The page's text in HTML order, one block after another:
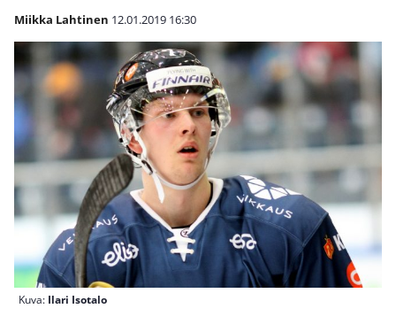
Miikka Lahtinen 12.01.2019 16:30
Kuva: Ilari Isotalo